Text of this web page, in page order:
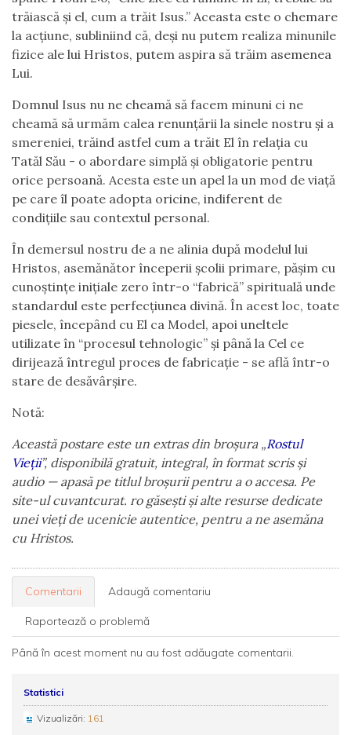
trăiască și el, cum a trăit Isus.” Aceasta este o chemare
la acțiune, subliniind că, deși nu putem realiza minunile
fizice ale lui Hristos, putem aspira să trăim asemenea
Lui.
Domnul Isus nu ne cheamă să facem minuni ci ne
cheamă să urmăm calea renunțării la sinele nostru și a
smereniei, trăind astfel cum a trăit El în relația cu
Tatăl Său - o abordare simplă și obligatorie pentru
orice persoană. Acesta este un apel la un mod de viață
pe care îl poate adopta oricine, indiferent de
condițiile sau contextul personal.
În demersul nostru de a ne alinia după modelul lui
Hristos, asemănător începerii școlii primare, pășim cu
cunoștințe inițiale zero într-o “fabrică” spirituală unde
standardul este perfecțiunea divină. În acest loc, toate
piesele, începând cu El ca Model, apoi uneltele
utilizate în “procesul tehnologic” și până la Cel ce
dirijează întregul proces de fabricație - se află într-o
stare de desăvârșire.
Notă:
Această postare este un extras din broșura „Rostul
Vieții”, disponibilă gratuit, integral, în format scris și
audio — apasă pe titlul broșurii pentru a o accesa. Pe
site-ul cuvantcurat. ro găsești și alte resurse dedicate
unei vieți de ucenicie autentice, pentru a ne asemăna
cu Hristos.
Comentarii Adaugă comentariu
Raportează o problemă
Până în acest moment nu au fost adăugate comentarii.
Statistici
Vizualizări: 161